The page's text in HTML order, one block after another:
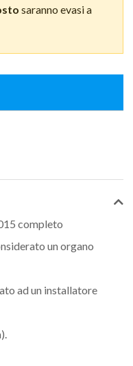
saranno evasi a
completo
un organo
ad un installatore